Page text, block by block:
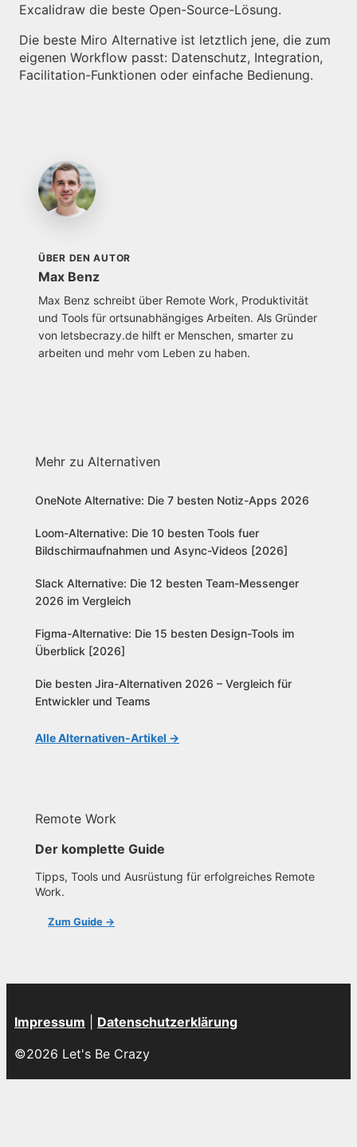
Excalidraw die beste Open-Source-Lösung.
Die beste Miro Alternative ist letztlich jene, die zum
eigenen Workflow passt: Datenschutz, Integration,
Facilitation-Funktionen oder einfache Bedienung.
ÜBER DEN AUTOR
Max Benz
Max Benz schreibt über Remote Work, Produktivität
und Tools für ortsunabhängiges Arbeiten. Als Gründer
von letsbecrazy.de hilft er Menschen, smarter zu
arbeiten und mehr vom Leben zu haben.
Mehr zu Alternativen
OneNote Alternative: Die 7 besten Notiz-Apps 2026
Loom-Alternative: Die 10 besten Tools fuer
Bildschirmaufnahmen und Async-Videos [2026]
Slack Alternative: Die 12 besten Team-Messenger
2026 im Vergleich
Figma-Alternative: Die 15 besten Design-Tools im
Überblick [2026]
Die besten Jira-Alternativen 2026 – Vergleich für
Entwickler und Teams
Alle Alternativen-Artikel →
Remote Work
Der komplette Guide
Tipps, Tools und Ausrüstung für erfolgreiches Remote
Work.
Zum Guide →
Impressum
Datenschutzerklärung
©2026 Let's Be Crazy